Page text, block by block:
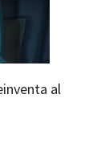
al